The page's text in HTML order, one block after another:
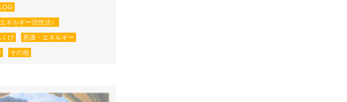
ネルギー活性法）
くび 意識・エネルギー
その他